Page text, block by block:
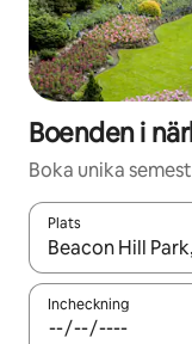
Boenden i
Boka unika
Plats
När resultaten är
Incheckning